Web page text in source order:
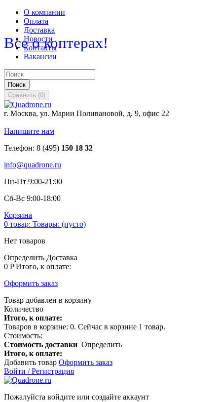
О компании
Оплата
Доставка
Новости
Контакты
Вакансии
Поиск
Сравнить (0)
Все о коптерах!
г. Москва, ул. Марии Поливановой, д. 9, офис 22
Напишите нам
Телефон: 8 (495) 150 18 32
info@quadrone.ru
Пн-Пт 9:00-21:00
Сб-Вс 9:00-18:00
Корзина
0 товар: Товары: (пусто)
Нет товаров
Определить Доставка
0 P Итого, к оплате:
Оформить заказ
Товар добавлен в корзину
Количество
Итого, к оплате:
Товаров в корзине: 0. Сейчас в корзине 1 товар.
Стоимость:
Стоимость доставки Определить
Итого, к оплате:
Добавить товар Оформить заказ
Войти / Регистрация
Пожалуйста войдите или создайте аккаунт